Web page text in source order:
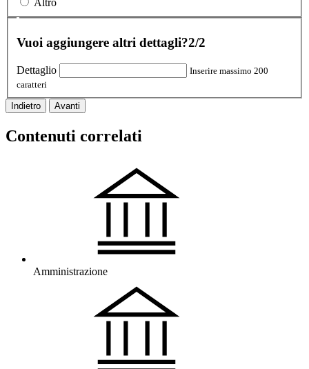
Altro
Vuoi aggiungere altri dettagli?2/2
Dettaglio
Inserire massimo 200
caratteri
Indietro Avanti
Contenuti correlati
Amministrazione